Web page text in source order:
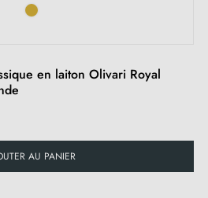
en laiton Olivari Royal
AU PANIER